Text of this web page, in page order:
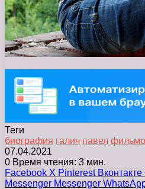
Теги
биография галич павел
07.04.2021
0 Время чтения: 3 мин.
Facebook X Pinterest Вконтакте
Messenger Messenger